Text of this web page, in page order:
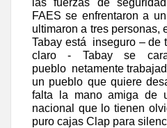
FAES se enfrentaron a
ultimaron a tres personas,
Tabay está
inseguro – de
claro - Tabay se
pueblo netamente
un pueblo que quiere
falta la mano amiga de
nacional que lo tienen
puro cajas Clap para